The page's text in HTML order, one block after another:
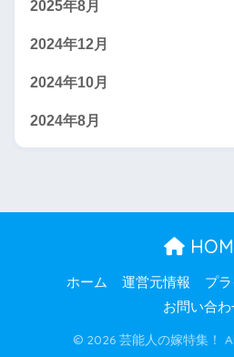
2025年8月
2024年12月
2024年10月
2024年8月
ホーム 運営元情報
プ
お問い合わ
© 2026 芸能人の嫁特集！